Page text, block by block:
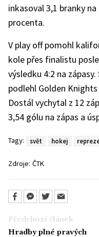
inkasoval 3,1 branky
procenta.
V play off pomohl
kole přes finalistu
výsledku 4:2 na
podlehl Golden
Dostál vychytal z 12
3,54 gólu na zápas a
Tagy: svět hokej
Zdroje: ČTK
Předchozí článek
Hradby plné pravých